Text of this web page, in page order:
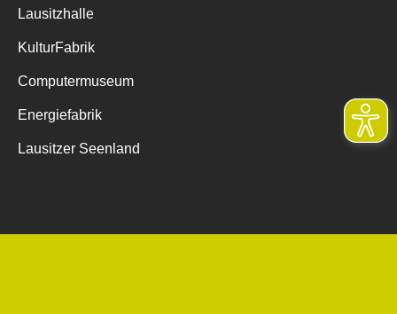
Lausitzhalle
KulturFabrik
Computermuseum
Energiefabrik
Lausitzer Seenland